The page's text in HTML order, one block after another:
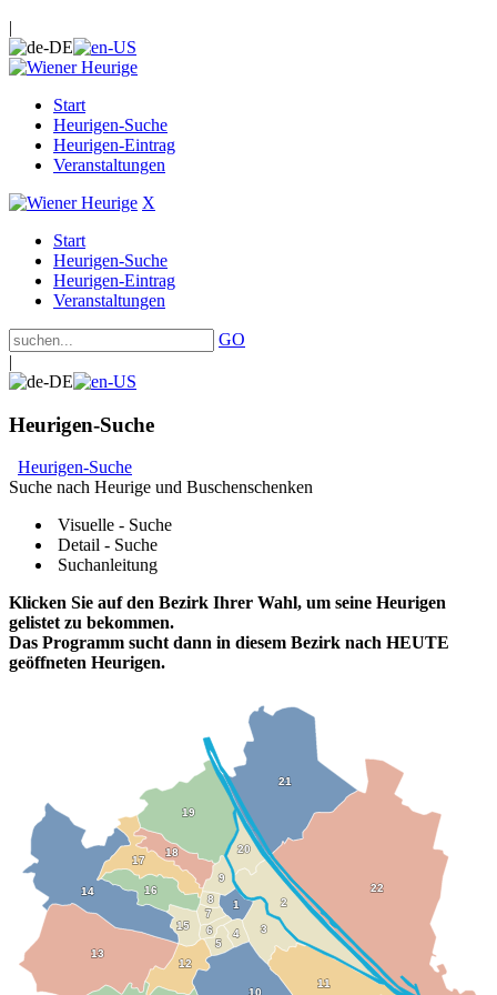
|
Start
Heurigen-Suche
Heurigen-Eintrag
Veranstaltungen
X
Start
Heurigen-Suche
Heurigen-Eintrag
Veranstaltungen
GO
|
Heurigen-Suche
Heurigen-Suche
Suche nach Heurige und Buschenschenken
Visuelle - Suche
Detail - Suche
Suchanleitung
Klicken Sie auf den Bezirk Ihrer Wahl, um seine Heurigen
gelistet zu bekommen.
Das Programm sucht dann in diesem Bezirk nach HEUTE
geöffneten Heurigen.
1
1 2
2
3
3
4
4
5
5
6
6
7
7
8
8
9
9
10
10
11
11
12
12
13
13
14
14
15
15
16
16
17
17
18
18
19
19
20
20
21
21
22
22